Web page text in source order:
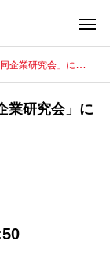
究会」に参加します
業研究会」に